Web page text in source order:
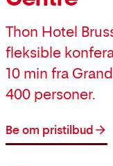
Thon Hotel
fleksible
10 min fra
400 personer.
Be om pristilbud